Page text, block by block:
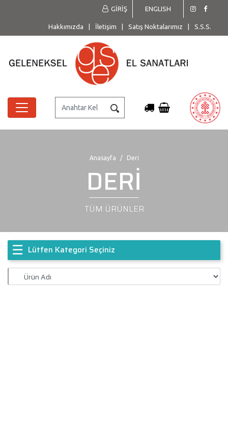
ENGLISH
GİRİŞ
Hakkımızda İletişim Satış Noktalarımız S.S.S.
Anasayfa Deri
DERİ
TÜM ÜRÜNLER
☰ Lütfen Kategori Seçiniz